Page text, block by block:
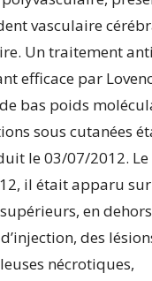
vasculaire
Un traitement anti
efficace par
bas poids
sous cutanées
le 03/07/2012. Le
il était apparu
en
des
nécrotiques,